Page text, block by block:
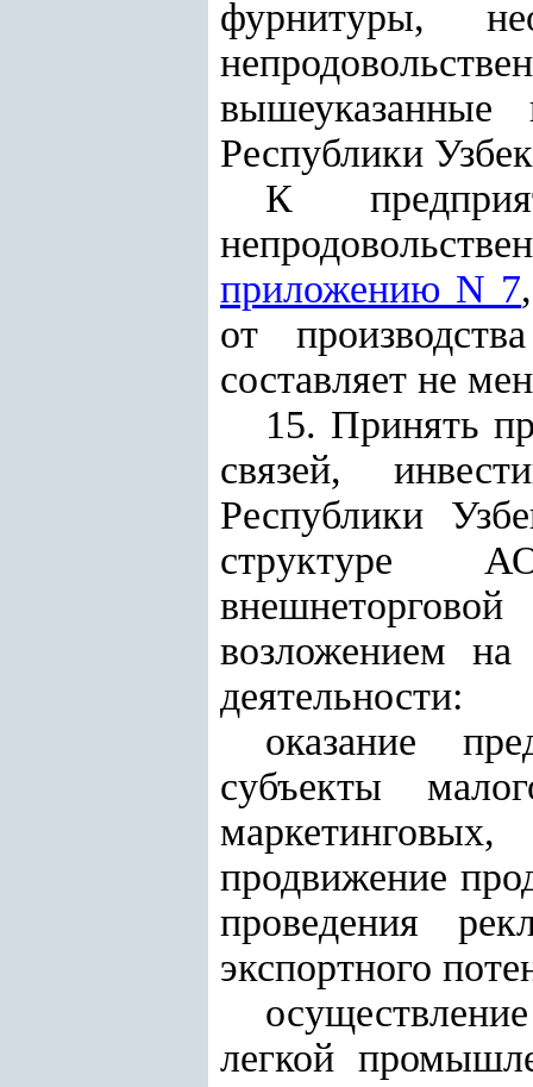
фурнитуры,
вышеуказанные
Республики
К
приложению N 7
от
составляет не
15. Принять
связей,
Республики
структуре АО
возложением
деятельности:
оказание
субъекты
продвижение
проведения
экспортного
легкой